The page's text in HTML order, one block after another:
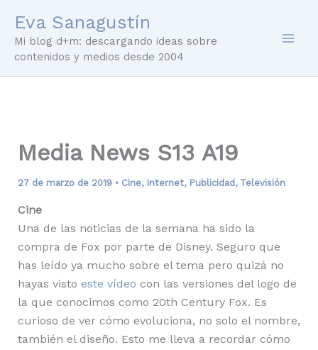
contenido
Eva Sanagustín
Mi blog d+m: descargando ideas sobre
contenidos y medios desde 2004
Media News S13 A19
27 de marzo de 2019 • Cine, Internet, Publicidad , Televisión
Cine
Una de las noticias de la semana ha sido la
compra de Fox por parte de Disney. Seguro que
has leído ya mucho sobre el tema pero quizá no
hayas visto este vídeo con las versiones del logo de
la que conocimos como 20th Century Fox. Es
curioso de ver cómo evoluciona, no solo el nombre,
también el diseño. Esto me lleva a recordar cómo